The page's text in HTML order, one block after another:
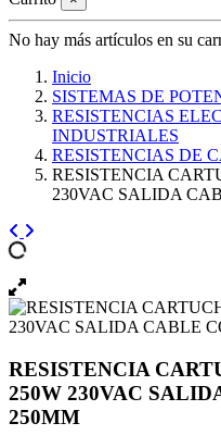
No hay más artículos en su
Inicio
SISTEMAS DE
RESISTENCIAS
INDUSTRIALES
RESISTENCIAS DE
RESISTENCIA
230VAC SALIDA
RESISTENCIA
250W 230VAC
250MM